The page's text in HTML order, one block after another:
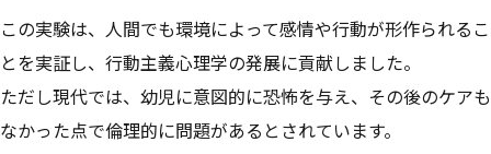
この実験は、人間でも環境によって感情や行動が形作られるこ
とを実証し、行動主義心理学の発展に貢献しました。
ただし現代では、幼児に意図的に恐怖を与え、その後のケアも
なかった点で倫理的に問題があるとされています。